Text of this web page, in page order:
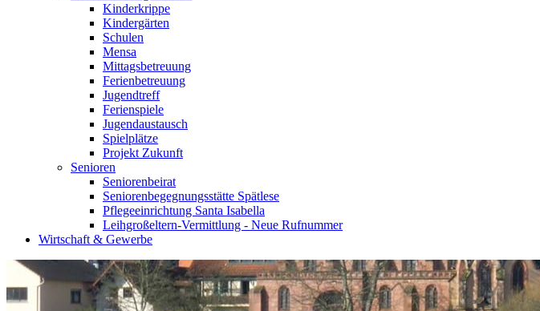
Kinderkrippe
Kindergärten
Schulen
Mensa
Mittagsbetreuung
Ferienbetreuung
Jugendtreff
Ferienspiele
Jugendaustausch
Spielplätze
Projekt Zukunft
Senioren
Seniorenbeirat
Seniorenbegegnungsstätte Spätlese
Pflegeeinrichtung Santa Isabella
Leihgroßeltern-Vermittlung - Neue Rufnummer
Wirtschaft & Gewerbe